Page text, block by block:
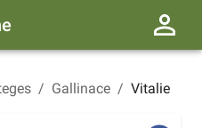
/ Gallinace / Vitalie